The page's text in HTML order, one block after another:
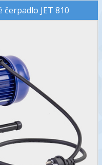
čerpadlo JET 810